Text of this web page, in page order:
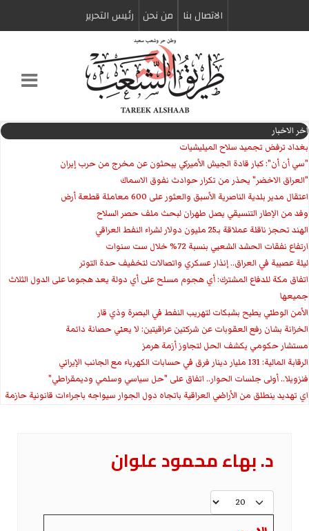
الاتصال بنا من نحن رئیس التحریر
اخر الاخبار
بغداد ترفض تجميد سلاح الميليشيات
"سي أن أن": كبار قادة الجيش الأميركي يبحثون عن مخرج من حرب إيران
"العراق الاخضر" يحذر من تكرار حوادث نفوق الاسماك
اعتقال مدير بلدية الناصرية الأسبق والعثور على 600 معاملة قطعة أرض
وفد من الإطار التنسيقي يصل طهران لبحث ملف حصر السلاح
الهند تحجز ناقلة عملاقة بـ25 مليون دولار لشراء النفط العراقي
ارتفاع نفقات الحشد الشعبي بنسبة 72% خلال ست سنوات
ليلة عصيبة في العراق.. إنذار عسكري واتصالات لتخفيف حدة التوتر
‏اتفاق مكة للدفاع المشترك: أي هجوم مسلح على أي دولة يعد هجوما على الدول الثلاث
جميعها
الأمن الوطني يطيح بشبكات لتهريب النفط في البصرة وذي قار
الخزانة بشان رفع العقوبات عن شركتين عراقيتين: لا يعني حصانة دائمة
مستشار حكومي يكشف الحل لتجاوز أزمة هرمز
الرقابة المالية: 131 مليار دينار فرق في حسابات الكهرباء مع الجانب الإيراني
فنزويلا.. أولى جلسات الحوار.. اتفاق على "حل سياسي وسلمي وديمقراطي"
اي تهديد ينطلق من الأراضي العراقية باتجاه دول الجوار سيواجه باجراءات قانونية حازمة
د. بهاء محمود علوان
عدد الإظهارات: